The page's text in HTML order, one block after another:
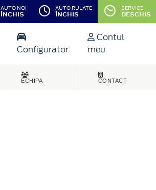
AUTO NOI
ÎNCHIS
AUTO RULATE
ÎNCHIS
SERVICE
DESCHIS
Configurator
Contul
meu
ECHIPA CONTACT